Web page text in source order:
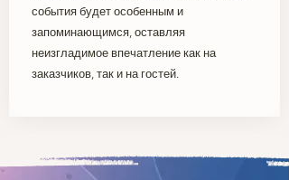
события будет особенным и
запоминающимся, оставляя
неизгладимое впечатление как на
заказчиков, так и на гостей.